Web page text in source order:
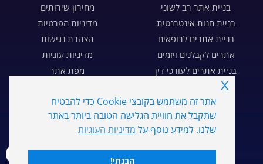
בניית אתר רב לשוני
בניית חנות אינטרנטית
בניית אתרים לרופאים
אתרים לקבלנים ויזמים
בניית אתרים לעורכי דין
בניית דפי נחיתה
מחירון שירותים
מדיניות הפרטיות
הצהרת נגישות
מדיניות עוגיות
מפת אתר
WE MARKETING
אתר זה משתמש בקובצי Cookie כדי להבטיח
שתקבל את חוויית הגלישה הטובה ביותר באתר
שלנו. למידע נוסף על מדיניות העוגיות
הבנתי!
x